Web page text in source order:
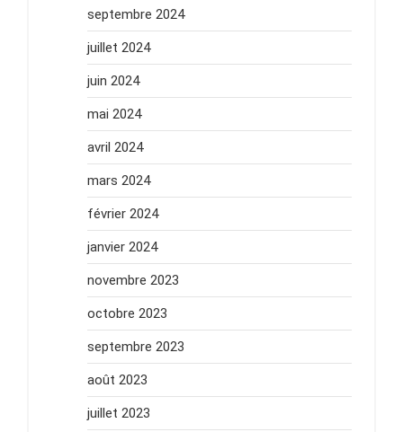
septembre 2024
juillet 2024
juin 2024
mai 2024
avril 2024
mars 2024
février 2024
janvier 2024
novembre 2023
octobre 2023
septembre 2023
août 2023
juillet 2023